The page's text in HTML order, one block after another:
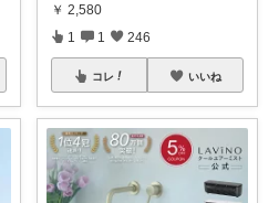
￥ 2,580
1 1 246
コレ いいね